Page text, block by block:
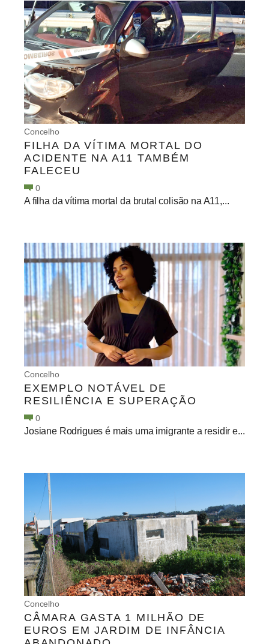
Concelho
FILHA DA VÍTIMA MORTAL DO
ACIDENTE NA A11 TAMBÉM
FALECEU
0
A filha da vítima mortal da brutal colisão na A11,...
Concelho
EXEMPLO NOTÁVEL DE
RESILIÊNCIA E SUPERAÇÃO
0
Josiane Rodrigues é mais uma imigrante a residir e...
Concelho
CÂMARA GASTA 1 MILHÃO DE
EUROS EM JARDIM DE INFÂNCIA